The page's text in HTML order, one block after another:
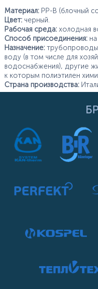
Материал: PP-B (блочный
Цвет:черный.
Рабочая среда:холодная
Способ присоединения:на
Назначение:
воду (в том числе для
водоснабжения), другие
к которым полиэтилен
Страна производства: